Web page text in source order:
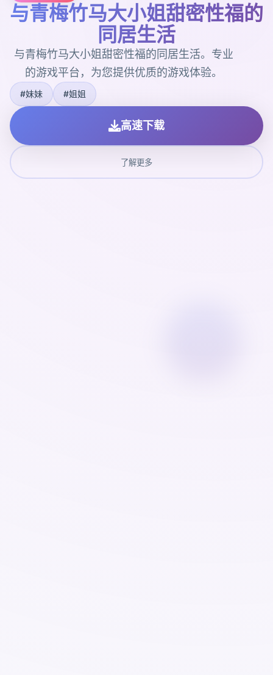
与青梅竹马大小姐甜密性福的
同居生活
与青梅竹马大小姐甜密性福的同居生活。专业
的游戏平台，为您提供优质的游戏体验。
#妹妹 #姐姐
高速下载
了解更多